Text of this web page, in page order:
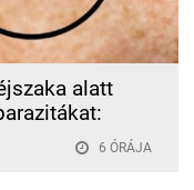
alatt
6 ÓRÁJA